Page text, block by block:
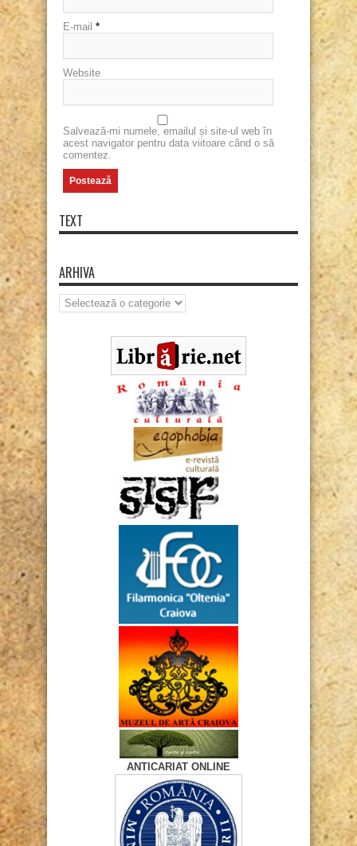
E-mail *
Website
Salvează-mi numele, emailul și site-ul web în
acest navigator pentru data viitoare când o să
comentez.
TEXT
ARHIVA
Arhiva
ANTICARIAT ONLINE